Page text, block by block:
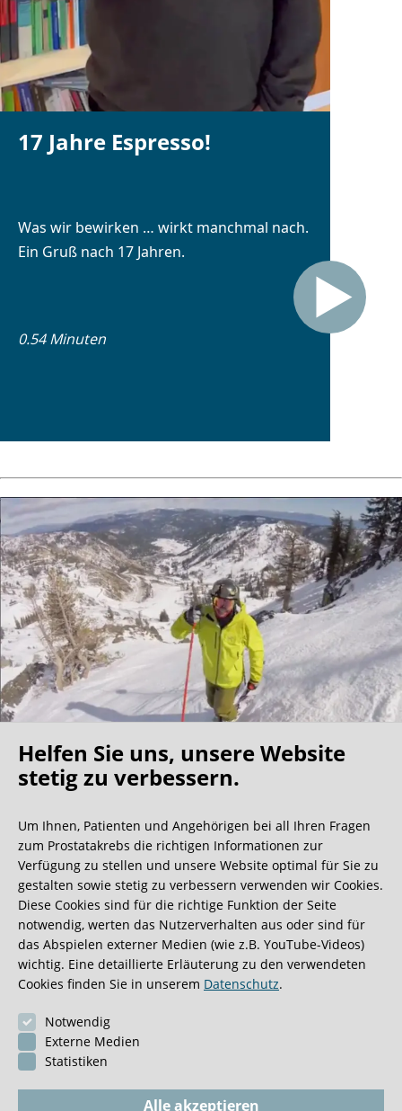
17 Jahre Espresso!
Was wir bewirken … wirkt manchmal nach.
Ein Gruß nach 17 Jahren.
0.54 Minuten
Oh what a ride!
Wir bekommen ja viele tolle Gästebucheinträge,
aber dieser ist doch sehr ungewöhnlich.
0:40 Minuten
Helfen Sie uns, unsere Website
stetig zu verbessern.
Um Ihnen, Patienten und Angehörigen bei all Ihren Fragen
zum Prostatakrebs die richtigen Informationen zur
Verfügung zu stellen und unsere Website optimal für Sie zu
gestalten sowie stetig zu verbessern verwenden wir Cookies.
Diese Cookies sind für die richtige Funktion der Seite
notwendig, werten das Nutzerverhalten aus oder sind für
das Abspielen externer Medien (wie z.B. YouTube-Videos)
wichtig. Eine detaillierte Erläuterung zu den verwendeten
Cookies finden Sie in unserem Datenschutz.
Notwendig
Externe Medien
Statistiken
Alle akzeptieren